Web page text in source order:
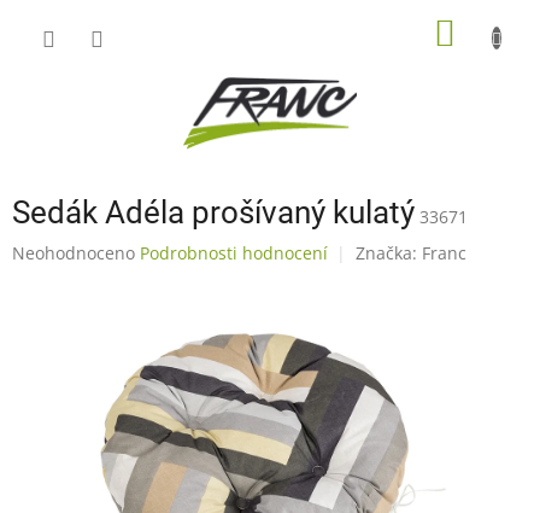
Sedák Adéla prošívaný kulatý 33671
Průměrné
Neohodnoceno Podrobnosti hodnocení Značka: Franc